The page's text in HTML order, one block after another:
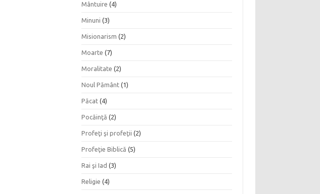
Mântuire (4)
Minuni (3)
Misionarism (2)
Moarte (7)
Moralitate (2)
Noul Pământ (1)
Păcat (4)
Pocăinţă (2)
Profeţi şi profeţii (2)
Profeţie Biblică (5)
Rai şi Iad (3)
Religie (4)